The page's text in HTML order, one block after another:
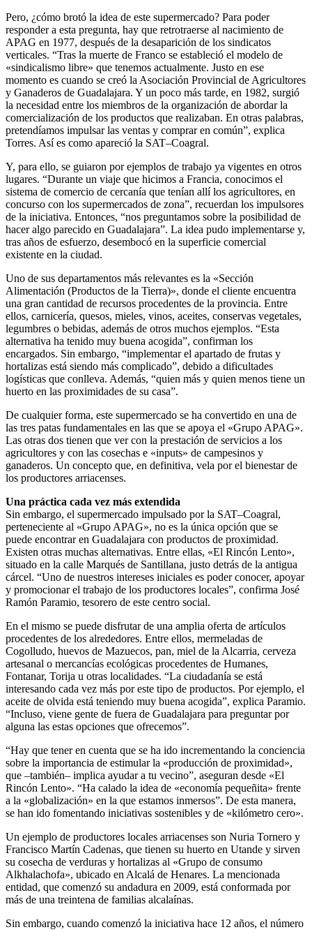
Pero, ¿cómo brotó la idea de este supermercado? Para poder
responder a esta pregunta, hay que retrotraerse al nacimiento de
APAG en 1977, después de la desaparición de los sindicatos
verticales. “Tras la muerte de Franco se estableció el modelo de
«sindicalismo libre» que tenemos actualmente. Justo en ese
momento es cuando se creó la Asociación Provincial de Agricultores
y Ganaderos de Guadalajara. Y un poco más tarde, en 1982, surgió
la necesidad entre los miembros de la organización de abordar la
comercialización de los productos que realizaban. En otras palabras,
pretendíamos impulsar las ventas y comprar en común”, explica
Torres. Así es como apareció la SAT–Coagral.
Y, para ello, se guiaron por ejemplos de trabajo ya vigentes en otros
lugares. “Durante un viaje que hicimos a Francia, conocimos el
sistema de comercio de cercanía que tenían allí los agricultores, en
concurso con los supermercados de zona”, recuerdan los impulsores
de la iniciativa. Entonces, “nos preguntamos sobre la posibilidad de
hacer algo parecido en Guadalajara”. La idea pudo implementarse y,
tras años de esfuerzo, desembocó en la superficie comercial
existente en la ciudad.
Uno de sus departamentos más relevantes es la «Sección
Alimentación (Productos de la Tierra)», donde el cliente encuentra
una gran cantidad de recursos procedentes de la provincia. Entre
ellos, carnicería, quesos, mieles, vinos, aceites, conservas vegetales,
legumbres o bebidas, además de otros muchos ejemplos. “Esta
alternativa ha tenido muy buena acogida”, confirman los
encargados. Sin embargo, “implementar el apartado de frutas y
hortalizas está siendo más complicado”, debido a dificultades
logísticas que conlleva. Además, “quien más y quien menos tiene un
huerto en las proximidades de su casa”.
De cualquier forma, este supermercado se ha convertido en una de
las tres patas fundamentales en las que se apoya el «Grupo APAG».
Las otras dos tienen que ver con la prestación de servicios a los
agricultores y con las cosechas e «inputs» de campesinos y
ganaderos. Un concepto que, en definitiva, vela por el bienestar de
los productores arriacenses.
Una práctica cada vez más extendida
Sin embargo, el supermercado impulsado por la SAT–Coagral,
perteneciente al «Grupo APAG», no es la única opción que se
puede encontrar en Guadalajara con productos de proximidad.
Existen otras muchas alternativas. Entre ellas, «El Rincón Lento»,
situado en la calle Marqués de Santillana, justo detrás de la antigua
cárcel. “Uno de nuestros intereses iniciales es poder conocer, apoyar
y promocionar el trabajo de los productores locales”, confirma José
Ramón Paramio, tesorero de este centro social.
En el mismo se puede disfrutar de una amplia oferta de artículos
procedentes de los alrededores. Entre ellos, mermeladas de
Cogolludo, huevos de Mazuecos, pan, miel de la Alcarria, cerveza
artesanal o mercancías ecológicas procedentes de Humanes,
Fontanar, Torija u otras localidades. “La ciudadanía se está
interesando cada vez más por este tipo de productos. Por ejemplo, el
aceite de olvida está teniendo muy buena acogida”, explica Paramio.
“Incluso, viene gente de fuera de Guadalajara para preguntar por
alguna las estas opciones que ofrecemos”.
“Hay que tener en cuenta que se ha ido incrementando la conciencia
sobre la importancia de estimular la «producción de proximidad»,
que –también– implica ayudar a tu vecino”, aseguran desde «El
Rincón Lento». “Ha calado la idea de «economía pequeñita» frente
a la «globalización» en la que estamos inmersos”. De esta manera,
se han ido fomentando iniciativas sostenibles y de «kilómetro cero».
Un ejemplo de productores locales arriacenses son Nuria Tornero y
Francisco Martín Cadenas, que tienen su huerto en Utande y sirven
su cosecha de verduras y hortalizas al «Grupo de consumo
Alkhalachofa», ubicado en Alcalá de Henares. La mencionada
entidad, que comenzó su andadura en 2009, está conformada por
más de una treintena de familias alcalaínas.
Sin embargo, cuando comenzó la iniciativa hace 12 años, el número